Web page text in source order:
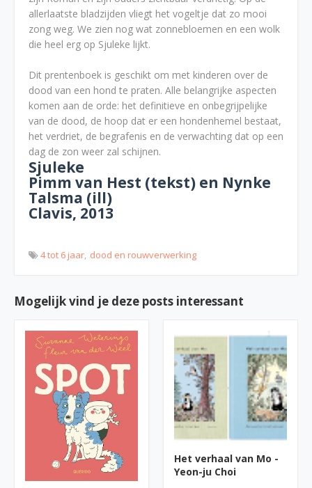
allerlaatste bladzijden vliegt het vogeltje dat zo mooi
zong weg. We zien nog wat zonnebloemen en een wolk
die heel erg op Sjuleke lijkt.
Dit prentenboek is geschikt om met kinderen over de
dood van een hond te praten. Alle belangrijke aspecten
komen aan de orde: het definitieve en onbegrijpelijke
van de dood, de hoop dat er een hondenhemel bestaat,
het verdriet, de begrafenis en de verwachting dat op een
dag de zon weer zal schijnen.
Sjuleke
Pimm van Hest (tekst) en Nynke
Talsma (ill)
Clavis, 2013
4 tot 6 jaar dood en rouwverwerking
Mogelijk vind je deze posts interessant
Het verhaal van Mo -
Yeon-ju Choi